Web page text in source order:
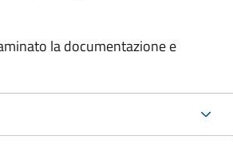
la documentazione e